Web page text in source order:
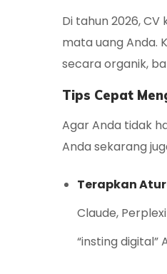
Di tahun 2026,
mata uang Anda.
secara organik,
Tips Cepat
Agar Anda tidak
Anda sekarang
Terapkan
Claude,
“insting digital”